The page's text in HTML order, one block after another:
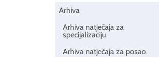
Arhiva
Arhiva natječaja za
specijalizaciju
Arhiva natječaja za posao